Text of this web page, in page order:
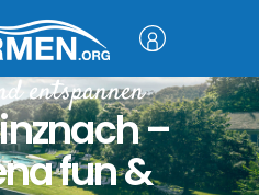
entspannen
–
fun &